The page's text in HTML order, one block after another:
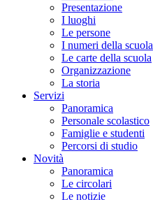
Presentazione
I luoghi
Le persone
I numeri della scuola
Le carte della scuola
Organizzazione
La storia
Servizi
Panoramica
Personale scolastico
Famiglie e studenti
Percorsi di studio
Novità
Panoramica
Le circolari
Le notizie